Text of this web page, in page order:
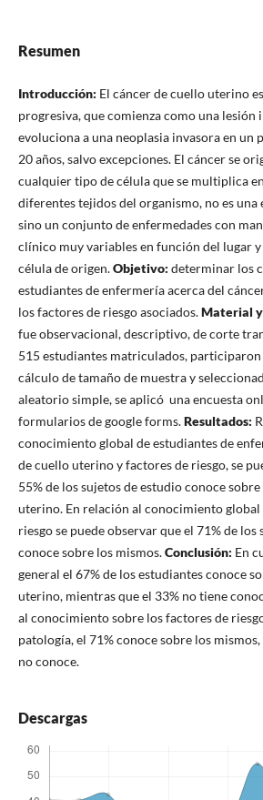
Resumen
Introducción: El cáncer de cuello uterino
progresiva, que comienza como una
evoluciona a una neoplasia invasora en un
20 años, salvo excepciones. El cáncer se
cualquier tipo de célula que se multiplica
diferentes tejidos del organismo, no es una
sino un conjunto de enfermedades con
clínico muy variables en función del lugar
célula de origen.Objetivo: determinar los
estudiantes de enfermería acerca del
los factores de riesgo asociados.Material
fue observacional, descriptivo, de corte
515 estudiantes matriculados,
cálculo de tamaño de muestra y
aleatorio simple, se aplicó una encuesta
formularios de google forms.Resultados:
conocimiento global de estudiantes de
de cuello uterino y factores de riesgo, se
55% de los sujetos de estudio conoce
uterino. En relación al conocimiento global
riesgo se puede observar que el 71% de los
conoce sobre los mismos.Conclusión: En
general el 67% de los estudiantes conoce
uterino, mientras que el 33% no tiene
al conocimiento sobre los factores de
patología, el 71% conoce sobre los
no conoce.
Descargas